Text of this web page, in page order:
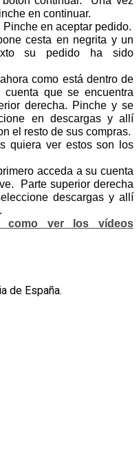
en continuar.
en aceptar pedido.
cesta en negrita y un
su pedido ha sido
como está dentro de
que se encuentra
derecha. Pinche y se
en descargas y allí
el resto de sus compras.
quiera ver estos son los
acceda a su cuenta
Parte superior derecha
descargas y allí
como ver los vídeos
de España.